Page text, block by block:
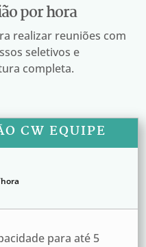
por hora
realizar reuniões com
seletivos e
completa.
CW EQUIPE
hora
para até 5